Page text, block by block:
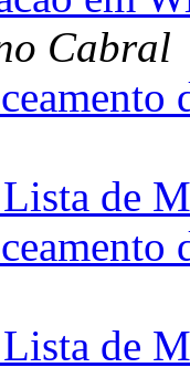
Cabral
de
de